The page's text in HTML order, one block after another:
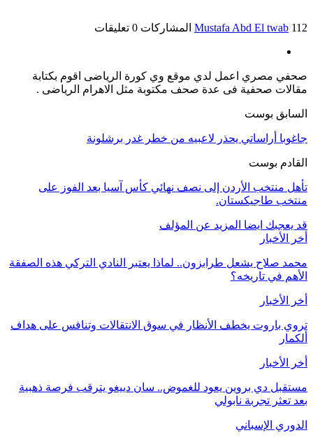
Mustafa Abd El twab 112 المشاركات 0 تعليقات
‏صحفي مصري اعمل لدي موقع وي كورة الرياضى اقوم بكتابة
مقالات صحفية فى عدة صحف مكتوبة مثل الاهرام الرياضى .
السابق بوست
جاغوبا أراساتي يحذر لاعبيه من خطر غدر برشلونة
القادم بوست
تأهل منتخب الأردن إلى نصف نهائي كأس آسيا بعد الفوز على
منتخب طاجيكستان.
قد يعجبك ايضا المزيد عن المؤلف
أخر الأخبار
محمد صلاح يشعل طرابزون.. لماذا يعتبر النادي التركي هذه الصفقة
الأهم في تاريخه؟
أخر الأخبار
تروي باروت يخطف الأنظار في سوق الانتقالات وتنافس على هداف
ألكمار
أخر الأخبار
مستقبل دي بروين يعود للغموض.. سان دييغو يترقب فرصة ذهبية
بعد تعثر تجربة نابولي
الدوري الإسباني